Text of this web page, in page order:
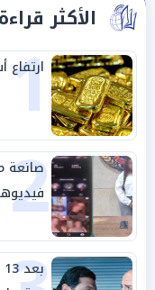
الأكثر قراءة
1
2
صانعة